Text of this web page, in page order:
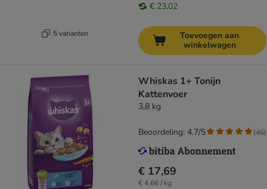
5 varianten
€ 23,02
Toevoegen aan
winkelwagen
Whiskas 1+ Tonijn
Kattenvoer
3,8 kg
€ 17,69
€ 4,66 / kg
Beoordeling: 4.7/5 (46)